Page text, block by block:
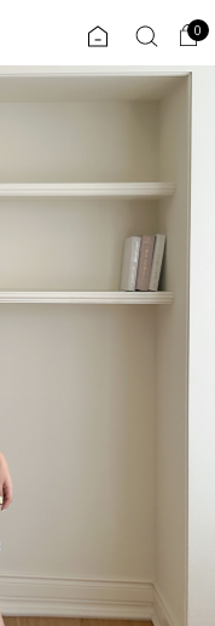
0
COMMUNITY
루시브
스
0